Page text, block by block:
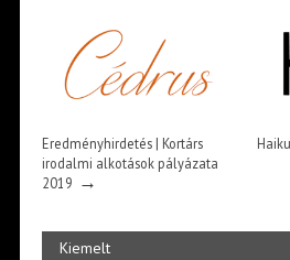
Eredményhirdetés | Kortárs
irodalmi alkotások pályázata
2019 →
Kiemelt